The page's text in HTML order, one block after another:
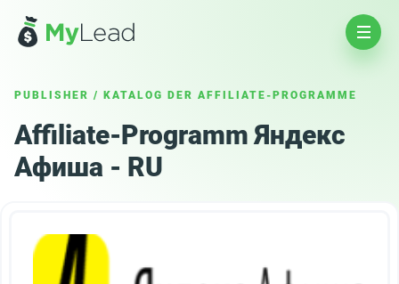
PUBLISHER / KATALOG DER AFFILIATE-PROGRAMME
Affiliate-Programm Яндекс
Афиша - RU